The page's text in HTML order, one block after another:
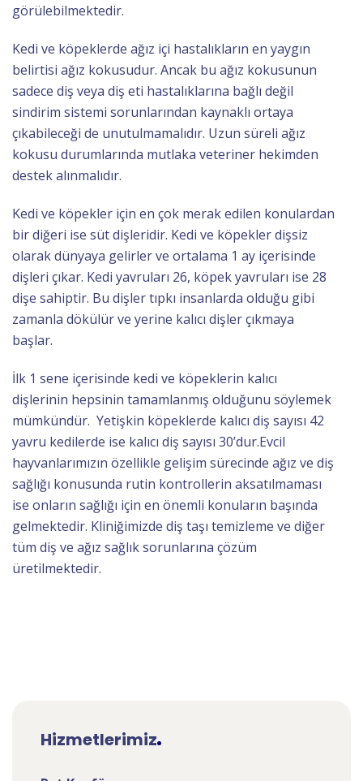
görülebilmektedir.
Kedi ve köpeklerde ağız içi hastalıkların en yaygın
belirtisi ağız kokusudur. Ancak bu ağız kokusunun
sadece diş veya diş eti hastalıklarına bağlı değil
sindirim sistemi sorunlarından kaynaklı ortaya
çıkabileceği de unutulmamalıdır. Uzun süreli ağız
kokusu durumlarında mutlaka veteriner hekimden
destek alınmalıdır.
Kedi ve köpekler için en çok merak edilen konulardan
bir diğeri ise süt dişleridir. Kedi ve köpekler dişsiz
olarak dünyaya gelirler ve ortalama 1 ay içerisinde
dişleri çıkar. Kedi yavruları 26, köpek yavruları ise 28
dişe sahiptir. Bu dişler tıpkı insanlarda olduğu gibi
zamanla dökülür ve yerine kalıcı dişler çıkmaya
başlar.
İlk 1 sene içerisinde kedi ve köpeklerin kalıcı
dişlerinin hepsinin tamamlanmış olduğunu söylemek
mümkündür. Yetişkin köpeklerde kalıcı diş sayısı 42
yavru kedilerde ise kalıcı diş sayısı 30’dur.Evcil
hayvanlarımızın özellikle gelişim sürecinde ağız ve diş
sağlığı konusunda rutin kontrollerin aksatılmaması
ise onların sağlığı için en önemli konuların başında
gelmektedir. Kliniğimizde diş taşı temizleme ve diğer
tüm diş ve ağız sağlık sorunlarına çözüm
üretilmektedir.
Hizmetlerimiz